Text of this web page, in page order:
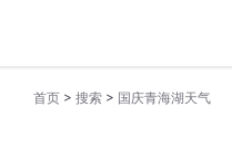
首页 > 搜索 > 国庆青海湖天气